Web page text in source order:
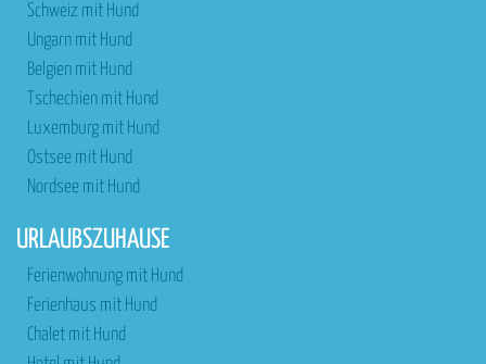
Schweiz mit Hund
Ungarn mit Hund
Belgien mit Hund
Tschechien mit Hund
Luxemburg mit Hund
Ostsee mit Hund
Nordsee mit Hund
URLAUBSZUHAUSE
Ferienwohnung mit Hund
Ferienhaus mit Hund
Chalet mit Hund